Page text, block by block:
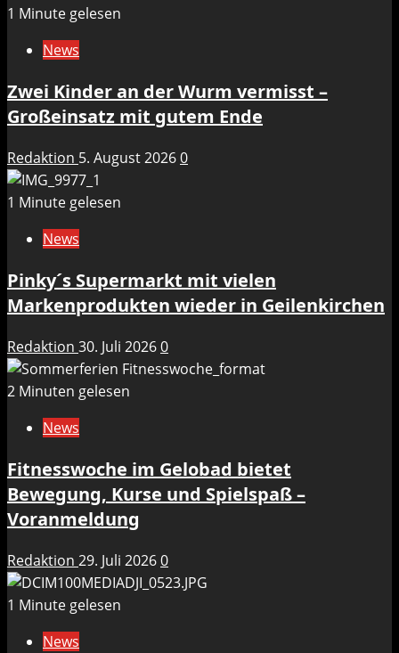
1 Minute gelesen
News
Zwei Kinder an der Wurm vermisst –
Großeinsatz mit gutem Ende
Redaktion 5. August 20260
1 Minute gelesen
News
Pinky´s Supermarkt mit vielen
Markenprodukten wieder in Geilenkirchen
Redaktion 30. Juli 20260
2 Minuten gelesen
News
Fitnesswoche im Gelobad bietet
Bewegung, Kurse und Spielspaß –
Voranmeldung
Redaktion 29. Juli 20260
1 Minute gelesen
News